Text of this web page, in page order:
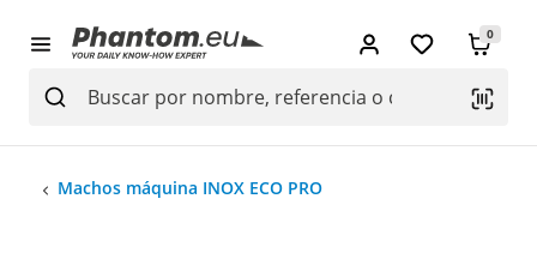
0
Machos máquina INOX ECO PRO